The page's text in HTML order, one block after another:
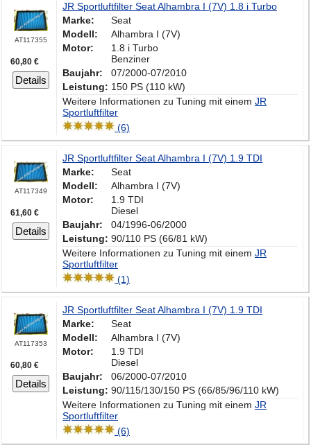
AT117355
60,80 €
Details
JR Sportluftfilter Seat Alhambra I (7V) 1.8 i Turbo
Marke:
Seat
Modell:
Alhambra I (7V)
Motor:
1.8 i Turbo
Benziner
Baujahr:
07/2000-07/2010
Leistung: 150 PS (110 kW)
Weitere Informationen zu Tuning mit einem JR
Sportluftfilter
(6)
AT117349
61,60 €
Details
JR Sportluftfilter Seat Alhambra I (7V) 1.9 TDI
Marke:
Seat
Modell:
Alhambra I (7V)
Motor:
1.9 TDI
Diesel
Baujahr:
04/1996-06/2000
Leistung: 90/110 PS (66/81 kW)
Weitere Informationen zu Tuning mit einem JR
Sportluftfilter
(1)
AT117353
60,80 €
Details
JR Sportluftfilter Seat Alhambra I (7V) 1.9 TDI
Marke:
Seat
Modell:
Alhambra I (7V)
Motor:
1.9 TDI
Diesel
Baujahr:
06/2000-07/2010
Leistung: 90/115/130/150 PS (66/85/96/110 kW)
Weitere Informationen zu Tuning mit einem JR
Sportluftfilter
(6)